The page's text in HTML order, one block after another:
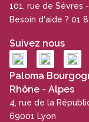
101, rue de Sèvres
Besoin d'aide ? 01
Suivez nous
Paloma
Rhône - Alpes
4, rue de la
69001 Lyon